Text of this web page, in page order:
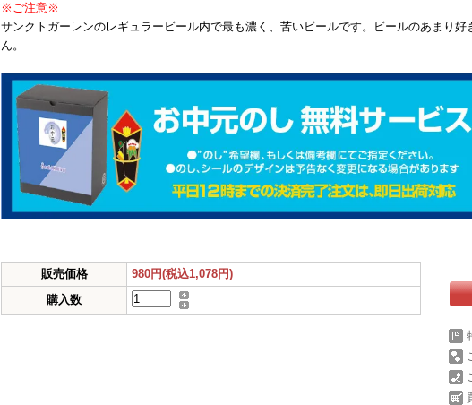
※ご注意※
サンクトガーレンのレギュラービール内で最も濃く、苦いビールです。ビールのあまり
ん。
販売価格
980円(税込1,078円)
購入数